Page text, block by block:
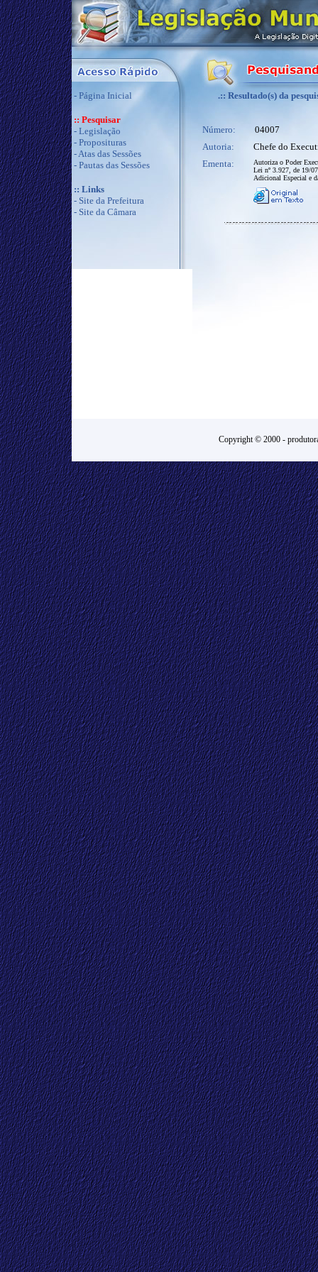
- Página Inicial
:: Pesquisar
- Legislação
- Proposituras
-Atas das Sessões
- Pautas das Sessões
:: Links
- Site da Prefeitura
- Site da Câmara
.:: Resultado(s) da
Número:
04007
Autoria:
Chefe do
Ementa:
Autoriza o Poder
Lei nº 3.927, de 19/
Adicional Especial e
Copyright © 2000 -